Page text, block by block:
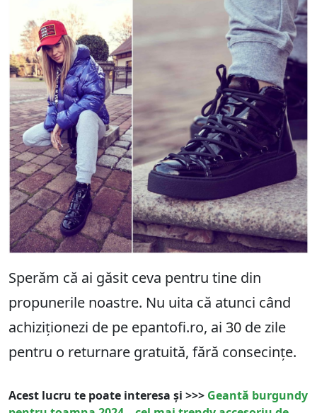
Sperăm că ai găsit ceva pentru tine din
propunerile noastre. Nu uita că atunci când
achiziționezi de pe epantofi.ro, ai 30 de zile
pentru o returnare gratuită, fără consecințe.
Acest lucru te poate interesa și >>> Geantă burgundy